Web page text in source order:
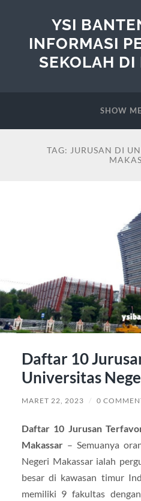
YSI
INFORMASI
SEKOLAH
SHOW
TAG: JURUSAN DI
Daftar 10
Universitas
MARET 22, 2023 / 0
Daftar 10 Jurusan
Makassar– Semuanya
Negeri Makassar ialah
besar di kawasan timur
memiliki 9 fakultas